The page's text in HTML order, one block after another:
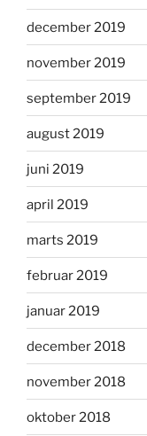
december 2019
november 2019
september 2019
august 2019
juni 2019
april 2019
marts 2019
februar 2019
januar 2019
december 2018
november 2018
oktober 2018